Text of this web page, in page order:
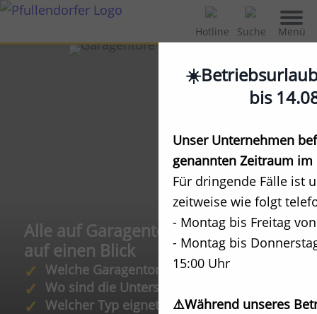
Hotline Suche Menü
Alle auf Garagentor-Arten
auf einen Blick
Welche Garagentore gibt es?
Wo sind die Unterschiede?
Welcher Typ eignet sich für mein Haus?
bis
Unser Unternehmen
genannten Zeitraum
Für dringende Fälle ist
zeitweise wie folgt
- Montag bis Freitag
- Montag bis
15:00 Uhr
⚠️Während unseres